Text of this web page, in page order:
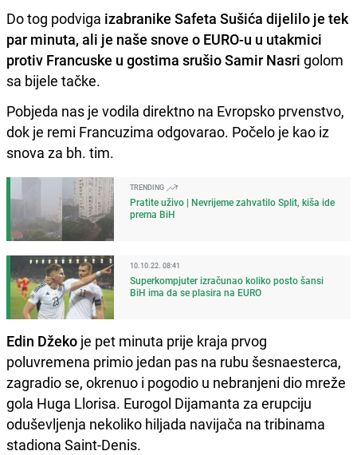
Do tog podviga izabranike Safeta Sušića dijelilo je tek
par minuta, ali je naše snove o EURO-u u utakmici
protiv Francuske u gostima srušio Samir Nasri golom
sa bijele tačke.
Pobjeda nas je vodila direktno na Evropsko prvenstvo,
dok je remi Francuzima odgovarao. Počelo je kao iz
snova za bh. tim.
TRENDING
Pratite uživo | Nevrijeme zahvatilo Split, kiša ide
prema BiH
10.10.22. 08:41
Superkompjuter izračunao koliko posto šansi
BiH ima da se plasira na EURO
Edin Džeko je pet minuta prije kraja prvog
poluvremena primio jedan pas na rubu šesnaesterca,
zagradio se, okrenuo i pogodio u nebranjeni dio mreže
gola Huga Llorisa. Eurogol Dijamanta za erupciju
oduševljenja nekoliko hiljada navijača na tribinama
stadiona Saint-Denis.